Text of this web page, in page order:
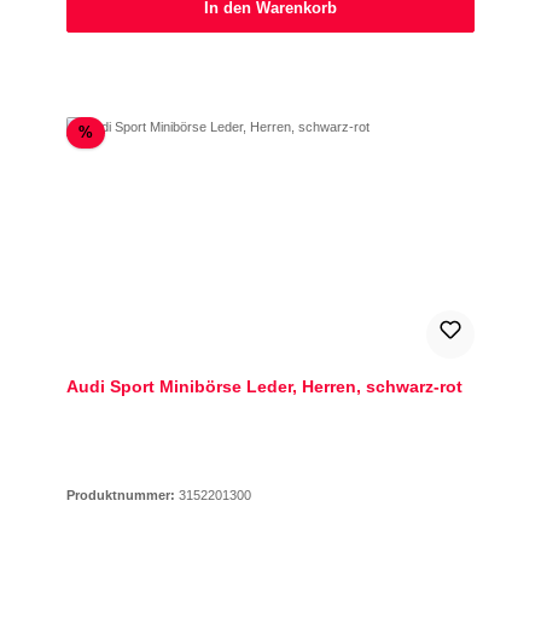
In den Warenkorb
%Rabatt
Audi Sport Minibörse Leder, Herren, schwarz-rot
Produktnummer: 3152201300